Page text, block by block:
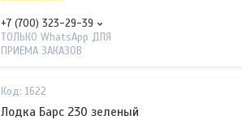
+7 (700) 323-29-39
ТОЛЬКО WhatsApp ДЛЯ
ПРИЕМА ЗАКАЗОВ
1622
Лодка Барс 230 зеленый